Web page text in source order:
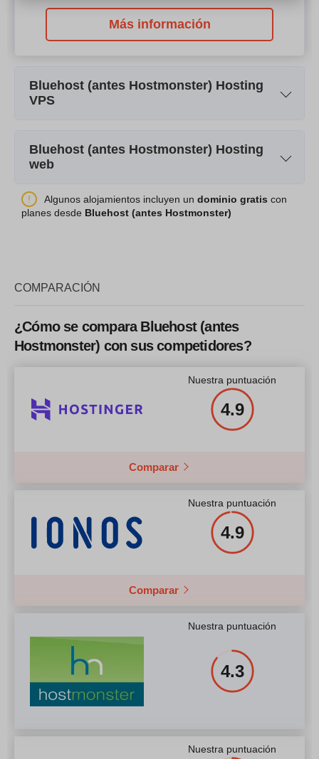
Más información
Bluehost (antes Hostmonster) Hosting
VPS
Almacenamiento
RAM 2GB
Más información
Bluehost (antes Hostmonster) Hosting
web
Nombre del plan Standard
Más información
Algunos alojamientos incluyen un dominio gratis con
planes desde Bluehost (antes Hostmonster)
COMPARACIÓN
¿Cómo se compara Bluehost (antes
Hostmonster) con sus competidores?
Nuestra puntuación
4.9
Comparar
Nuestra puntuación
4.9
Comparar
Nuestra puntuación
4.3
Nuestra puntuación